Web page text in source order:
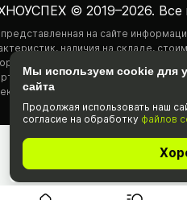
© 2019–2026. Все
на сайте
наличия на складе,
характер и ни при
определяемой положениями
РФ.
Мы используем cookie для
сайта
Продолжая использовать наш
согласие на обработку файлов